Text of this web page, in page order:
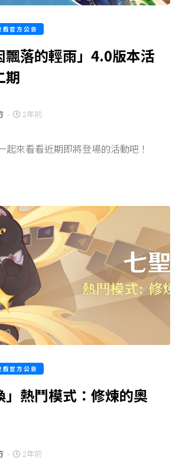
戲官方公告
飄落的輕雨」4.0版本活
期
- 2年前
起來看看近期即將登場的活動吧！
戲官方公告
」熱鬥模式：修煉的奧
- 2年前